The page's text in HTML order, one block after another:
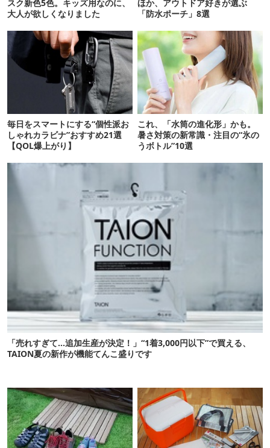
スク新色5色。キッズ用なのに、
大人が欲しくなりました
ほか、アウトドア好きが選ぶ
「防水ポーチ」8選
毎日をスマートにする“個性派お
しゃれカラビナ”おすすめ21選
【QOL爆上がり】
これ、「水筒の進化形」かも。
暑さ対策の新常識・注目の“氷の
うボトル”10選
「売れすぎて…追加生産が決定！」“1着3,000円以下”で買える、
TAION夏の新作が機能てんこ盛りです